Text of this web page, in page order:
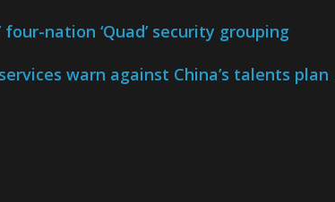
nation ‘Quad’ security grouping
warn against China’s talents plan